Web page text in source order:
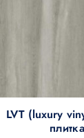
LVT (luxury